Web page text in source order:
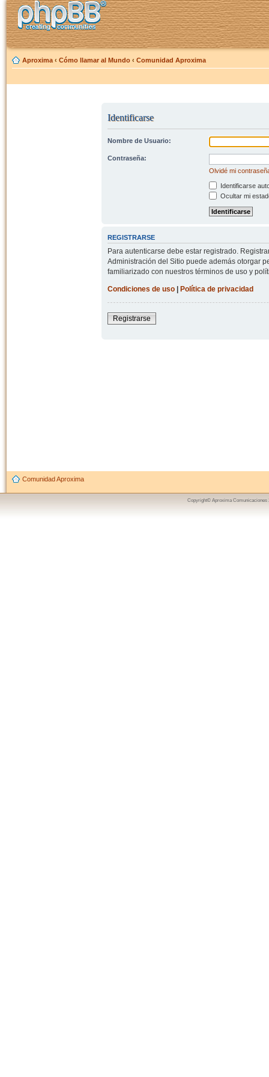
Aproxima ‹ Cómo llamar al Mundo ‹ Comunidad Aproxima
Identificarse
Nombre de Usuario:
Contraseña:
Olvidé mi
Identificarse
Ocultar mi
REGISTRARSE
Para autenticarse debe estar registrado.
Administración del Sitio puede además otorgar
familiarizado con nuestros términos de uso y
Condiciones de uso| Política de privacidad
Registrarse
Comunidad Aproxima
Copyright© Aproxima Comunicaciones